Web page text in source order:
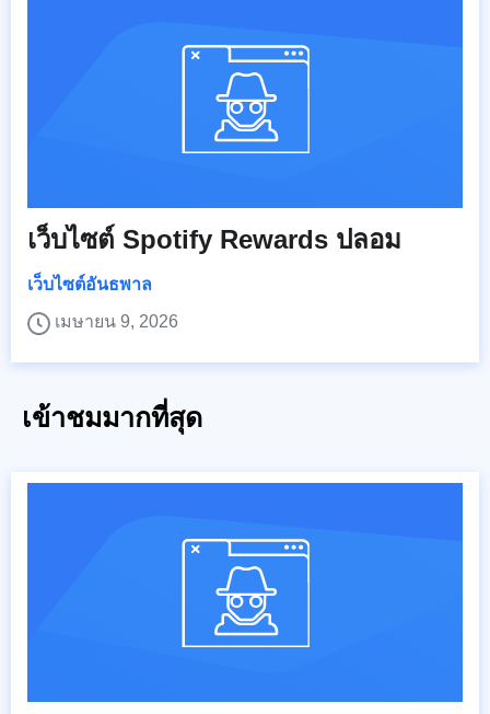
เว็บไซต์ Spotify Rewards ปลอม
เว็บไซต์อันธพาล
เมษายน 9, 2026
เข้าชมมากที่สุด